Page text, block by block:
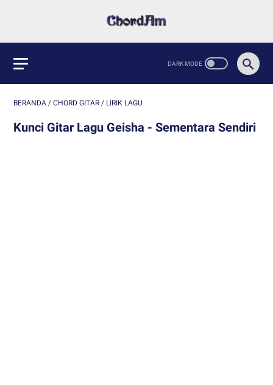
BERANDA / CHORD GITAR / LIRIK LAGU
Kunci Gitar Lagu Geisha - Sementara Sendiri